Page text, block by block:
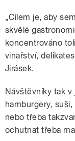
„Cílem je, aby
skvělé
koncentrováno
vinařství,
Jirásek.
Návštěvníky tak
hamburgery,
nebo třeba
ochutnat třeba